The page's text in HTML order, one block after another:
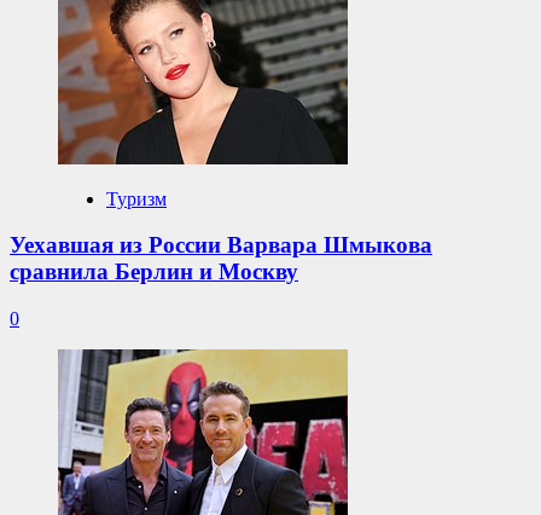
Туризм
Уехавшая из России Варвара Шмыкова
сравнила Берлин и Москву
0